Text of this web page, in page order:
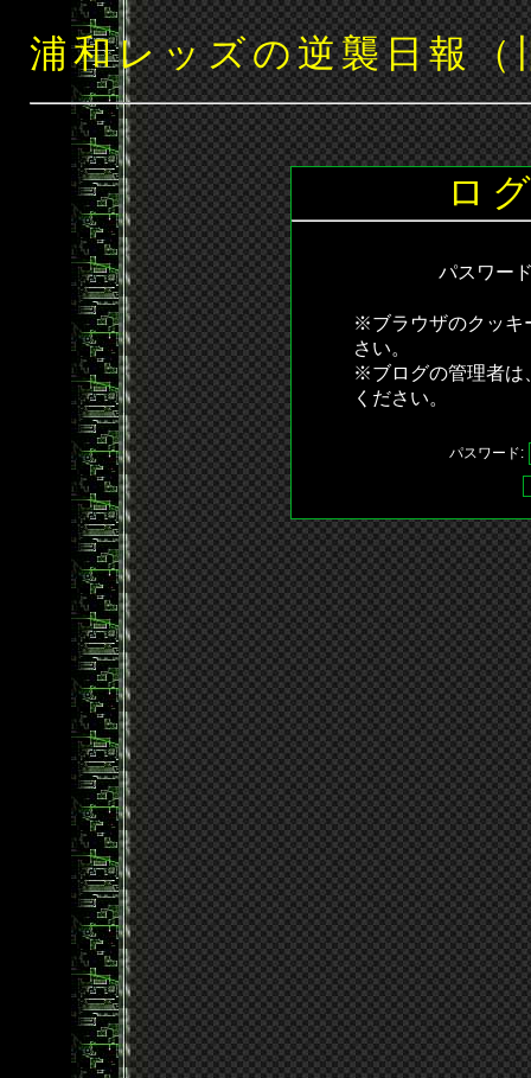
浦和レッズの逆襲日報（
ロ
パスワー
※ブラウザのクッキ
さい。
※ブログの管理者は
ください。
パスワード: